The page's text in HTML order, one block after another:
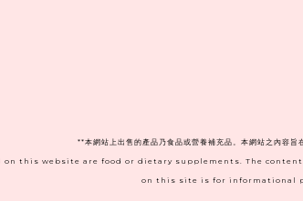
**本網站上出售的產品乃食品或營養補充品。本網站之內容
on this website are food or dietary supplements. The
on this site is for informational